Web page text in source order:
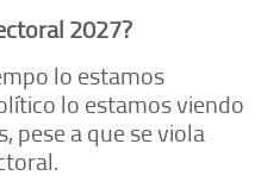
2027?
lo estamos
lo estamos viendo
pese a que se viola